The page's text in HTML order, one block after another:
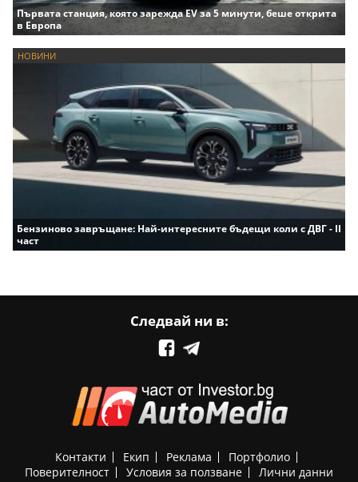
Първата станция, която зарежда EV за 5 минути, беше открита
в Европа
НОВИНИ
Бензиново завръщане: Най-интересните бъдещи коли с ДВГ - II
част
Следвай ни в:
Контакти Екип Реклама
Портфолио
Поверителност
Условия за ползване Лични данни